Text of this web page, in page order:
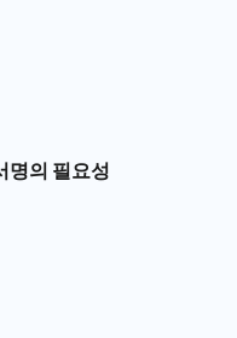
명의 필요성